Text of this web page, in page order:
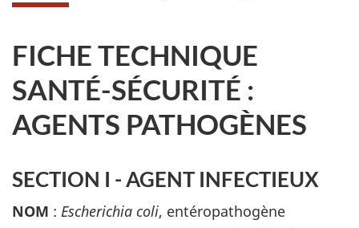
FICHE TECHNIQUE
SANTÉ-SÉCURITÉ :
AGENTS PATHOGÈNES
SECTION I - AGENT INFECTIEUX
NOM : Escherichia coli, entéropathogène